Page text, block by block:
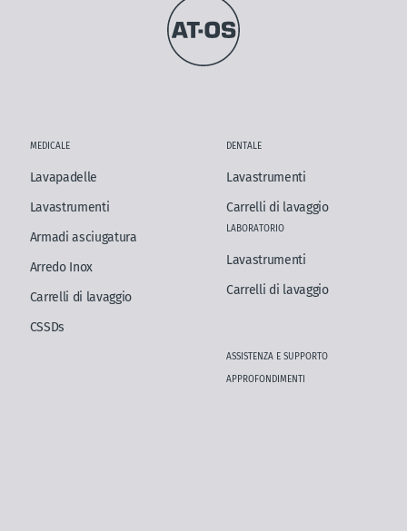
MEDICALE
Lavapadelle
Lavastrumenti
Armadi asciugatura
Arredo Inox
Carrelli di lavaggio
CSSDs
DENTALE
Lavastrumenti
Carrelli di lavaggio
LABORATORIO
Lavastrumenti
Carrelli di lavaggio
ASSISTENZA E SUPPORTO
APPROFONDIMENTI